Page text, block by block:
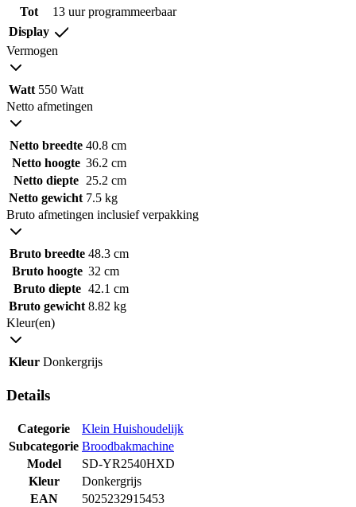
Tot
13 uur programmeerbaar
Display
Vermogen
Watt 550 Watt
Netto afmetingen
Netto breedte 40.8 cm
Netto hoogte 36.2 cm
Netto diepte
25.2 cm
Netto gewicht 7.5 kg
Bruto afmetingen inclusief verpakking
Bruto breedte 48.3 cm
Bruto hoogte 32 cm
Bruto diepte 42.1 cm
Bruto gewicht 8.82 kg
Kleur(en)
Kleur Donkergrijs
Details
Categorie
Klein Huishoudelijk
Subcategorie Broodbakmachine
Model
SD-YR2540HXD
Kleur
Donkergrijs
EAN
5025232915453